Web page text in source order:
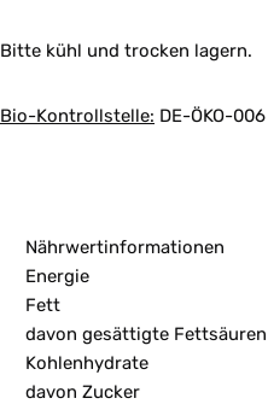
Bitte kühl und trocken lagern.
Bio-Kontrollstelle: DE-ÖKO-006
Nährwertinformationen
Energie
Fett
davon gesättigte Fettsäuren
Kohlenhydrate
davon Zucker